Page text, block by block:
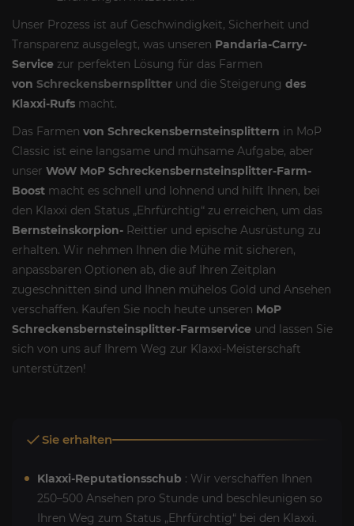
Unser Prozess ist auf Geschwindigkeit, Sicherheit und
Transparenz ausgelegt, was unseren Pandaria-Carry-
Service zur perfekten Lösung für das Farmen
von Schreckensbernsplitter und die Steigerung des
Klaxxi-Rufs macht.
Das Farmen von Schreckensbernsteinsplittern in MoP
Classic ist eine langsame und mühsame Aufgabe, aber
unser WoW MoP Schreckensbernsteinsplitter-Farm-
Boost macht es schnell und lohnend und hilft Ihnen, bei
den Klaxxi den Status „Ehrfürchtig“ zu erreichen, um das
Bernsteinskorpion- Reittier und epische Ausrüstung zu
erhalten. Wir nehmen Ihnen die Mühe mit sicheren,
anpassbaren Optionen ab, die auf Ihren Zeitplan
zugeschnitten sind und Ihnen mühelos Gold und Ansehen
verschaffen. Kaufen Sie noch heute unseren MoP
Schreckensbernsteinsplitter-Farmservice und lassen Sie
sich von uns auf Ihrem Weg zur Klaxxi-Meisterschaft
unterstützen!
Sie erhalten
Klaxxi-Reputationsschub : Wir verschaffen Ihnen
250–500 Ansehen pro Stunde und beschleunigen so
Ihren Weg zum Status „Ehrfürchtig“ bei den Klaxxi.